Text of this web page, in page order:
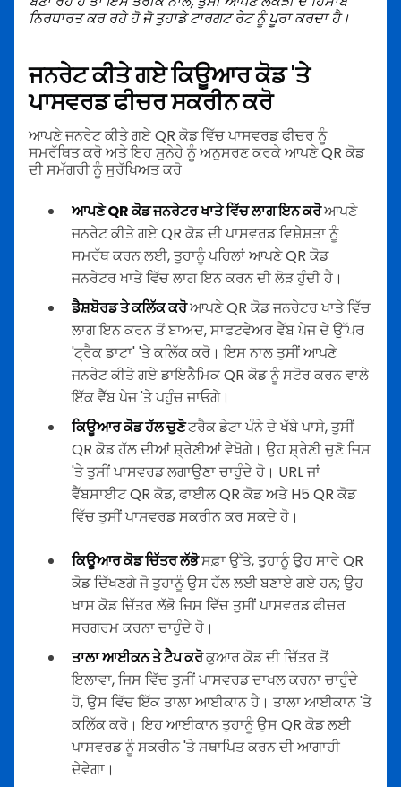
ਨਿਰਧਾਰਤ ਕਰ ਰਹੇ ਹੋ ਜੋ ਤੁਹਾਡੇ ਟਾਰਗਟ ਰੇਟ ਨੂੰ ਪੂਰਾ ਕਰਦਾ ਹੈ।
ਜਨਰੇਟ ਕੀਤੇ ਗਏ ਕਿਊਆਰ ਕੋਡ 'ਤੇ
ਪਾਸਵਰਡ ਫੀਚਰ ਸਕਰੀਨ ਕਰੋ
ਆਪਣੇ ਜਨਰੇਟ ਕੀਤੇ ਗਏ QR ਕੋਡ ਵਿੱਚ ਪਾਸਵਰਡ ਫੀਚਰ ਨੂੰ
ਸਮਰੱਥਿਤ ਕਰੋ ਅਤੇ ਇਹ ਸੁਨੇਹੇ ਨੂੰ ਅਨੁਸਰਣ ਕਰਕੇ ਆਪਣੇ QR ਕੋਡ
ਦੀ ਸਮੱਗਰੀ ਨੂੰ ਸੁਰੱਖਿਅਤ ਕਰੋ
ਆਪਣੇ QR ਕੋਡ ਜਨਰੇਟਰ ਖਾਤੇ ਵਿੱਚ ਲਾਗ ਇਨ ਕਰੋਆਪਣੇ
ਜਨਰੇਟ ਕੀਤੇ ਗਏ QR ਕੋਡ ਦੀ ਪਾਸਵਰਡ ਵਿਸ਼ੇਸ਼ਤਾ ਨੂੰ
ਸਮਰੱਥ ਕਰਨ ਲਈ, ਤੁਹਾਨੂੰ ਪਹਿਲਾਂ ਆਪਣੇ QR ਕੋਡ
ਜਨਰੇਟਰ ਖਾਤੇ ਵਿੱਚ ਲਾਗ ਇਨ ਕਰਨ ਦੀ ਲੋੜ ਹੁੰਦੀ ਹੈ।
ਡੈਸ਼ਬੋਰਡ ਤੇ ਕਲਿੱਕ ਕਰੋਆਪਣੇ QR ਕੋਡ ਜਨਰੇਟਰ ਖਾਤੇ ਵਿੱਚ
ਲਾਗ ਇਨ ਕਰਨ ਤੋਂ ਬਾਅਦ, ਸਾਫਟਵੇਅਰ ਵੈੱਬ ਪੇਜ ਦੇ ਉੱਪਰ
'ਟ੍ਰੈਕ ਡਾਟਾ' 'ਤੇ ਕਲਿੱਕ ਕਰੋ। ਇਸ ਨਾਲ ਤੁਸੀਂ ਆਪਣੇ
ਜਨਰੇਟ ਕੀਤੇ ਗਏ ਡਾਇਨੈਮਿਕ QR ਕੋਡ ਨੂੰ ਸਟੋਰ ਕਰਨ ਵਾਲੇ
ਇੱਕ ਵੈੱਬ ਪੇਜ 'ਤੇ ਪਹੁੰਚ ਜਾਓਗੇ।
ਕਿਊਆਰ ਕੋਡ ਹੱਲ ਚੁਣੋਟਰੈਕ ਡੇਟਾ ਪੰਨੇ ਦੇ ਖੱਬੇ ਪਾਸੇ, ਤੁਸੀਂ
QR ਕੋਡ ਹੱਲ ਦੀਆਂ ਸ਼੍ਰੇਣੀਆਂ ਵੇਖੋਗੇ। ਉਹ ਸ਼੍ਰੇਣੀ ਚੁਣੋ ਜਿਸ
'ਤੇ ਤੁਸੀਂ ਪਾਸਵਰਡ ਲਗਾਉਣਾ ਚਾਹੁੰਦੇ ਹੋ। URL ਜਾਂ
ਵੈੱਬਸਾਈਟ QR ਕੋਡ, ਫਾਈਲ QR ਕੋਡ ਅਤੇ H5 QR ਕੋਡ
ਵਿੱਚ ਤੁਸੀਂ ਪਾਸਵਰਡ ਸਕਰੀਨ ਕਰ ਸਕਦੇ ਹੋ।
ਕਿਊਆਰ ਕੋਡ ਚਿੱਤਰ ਲੱਭੋਸਫ਼ਾ ਉੱਤੇ, ਤੁਹਾਨੂੰ ਉਹ ਸਾਰੇ QR
ਕੋਡ ਦਿੱਖਣਗੇ ਜੋ ਤੁਹਾਨੂੰ ਉਸ ਹੱਲ ਲਈ ਬਣਾਏ ਗਏ ਹਨ; ਉਹ
ਖਾਸ ਕੋਡ ਚਿੱਤਰ ਲੱਭੋ ਜਿਸ ਵਿੱਚ ਤੁਸੀਂ ਪਾਸਵਰਡ ਫੀਚਰ
ਸਰਗਰਮ ਕਰਨਾ ਚਾਹੁੰਦੇ ਹੋ।
ਤਾਲਾ ਆਈਕਨ ਤੇ ਟੈਪ ਕਰੋਕੁਆਰ ਕੋਡ ਦੀ ਚਿੱਤਰ ਤੋਂ
ਇਲਾਵਾ, ਜਿਸ ਵਿੱਚ ਤੁਸੀਂ ਪਾਸਵਰਡ ਦਾਖਲ ਕਰਨਾ ਚਾਹੁੰਦੇ
ਹੋ, ਉਸ ਵਿੱਚ ਇੱਕ ਤਾਲਾ ਆਈਕਾਨ ਹੈ। ਤਾਲਾ ਆਈਕਾਨ 'ਤੇ
ਕਲਿੱਕ ਕਰੋ। ਇਹ ਆਈਕਾਨ ਤੁਹਾਨੂੰ ਉਸ QR ਕੋਡ ਲਈ
ਪਾਸਵਰਡ ਨੂੰ ਸਕਰੀਨ 'ਤੇ ਸਥਾਪਿਤ ਕਰਨ ਦੀ ਆਗਾਹੀ
ਦੇਵੇਗਾ।